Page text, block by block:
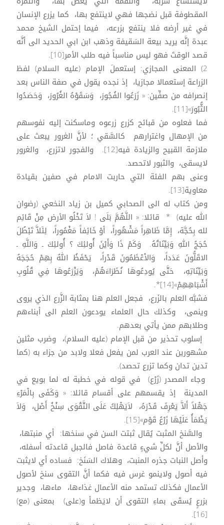
المقطوفة قبل نضجها فهي لاينتفع بها، كما يزرع الإنسان
في غير أرضه فلا ينتفع بزرعه، فيما إحتمل الشيخ محمد
عبدة إنَّه يريد بيعة السَقيفة وذهب ابن ابي الحديد الى أنَّه
قصد الوقتَ فهو ليس مناسباً فيه طلب الأمر[10].
2) المعنى المجازي: إستعملَ الإمام (عليه السلام) لفظ
الزراعة إستعمالا مجازيا، إذ نجده يقول في صفة الناس بعد
إنصرافه من صفِّين: « زَرَعُوا الفُجُورَ، وَسَقَوْهُ الغُرُورَ، وَحَصَدُوا
الثُّبُورَ»[11].
فما فعلوه من قبائح كزرع زرعوه وماسكنت إليه نفوسهم
من الإمهال واغترارهم كالسَّقي ؛ لأنَّ الغرور يبعث على
ملازمة القبيح والزيادة فيه[12]. والفجور لاتزرع، والغرور
لايسقى، والثبور لاتحصد.
وعنى بهم الفئة التي حاربت الامام في صفين بقيادة
معاوية[13].
ومن كتاب له الى الصحابي كميل بن زياد النخعي (رضوان
الله عليه) * قائلا: « اللَّهُمَّ بَلَى ! لاَ تَخْلُو الأرض مِنْ قَائِم
لله بِحُجَّة، إِمَّا ظَاهِراً مَشْهُوراً، أوْ خَائِفاً مَغْمُوراً، لِئَلاَّ تَبْطُلَ
حُجَجُ اللهِ وَبَيِّنَاتُهُ. وَكَمْ ذَا وَأَيْنَ أُولئِكَ ؟ أُولئِكَ ـ وَاللَّهِ ـ
الاقَلُّونَ عَدَداً، وَالاْعْظَمُونَ قَدْراً، يَحْفَظُ اللهُ بِهِمْ حُجَجَهُ
وَبَيِّنَاتِهِ، حَتَّى يُودِعُوهَا نُظَرَاءَهُمْ، وَيَزْرَعُوهَا فِي قُلُوبِ
أَشْبَاهِهِمْ»[14]*.
فشبَّه العلم بالزَرع، فجعل العلم هنا بمثابة الزَّرع الذي يروى
وينمى، وكذلك حال العلماء يودعون العلم الى أبناءهم
وطلابهم ممن يأتي بعدهم.
إسلوب تحذير من قبل الإمام (عليه السلام)، وضرب مثلين
مشهورين عند العرب لمن يفعل فعلا ولابد من جزاء به (كما
تدين تدان وكما تزرع تحصد).
وجاء المصدر (زَرْع) في قوله في خطبة له لما بويع في
المدينة إذ يقسمهم على أقسام قائلا: « وَكَفَى بِالْمَرْءِ
جَهْلاً أَلاَّ يَعْرِفَ قَدْرَهُ، لاَيَهْلِكُ عَلَى التَّقْوَى سِنْخُ أَصْل، وَلاَ
يَظْمَأُ عَلَيْهَا زَرْعُ قَوْم»[15].
والسَّنخ المثبت يُقال ثبتت السن في سنخها: أي منبتها،
والأصل أنَّ لكلِّ شيءٍ قاعدة فاصل فالجبل قاعدته أسفله،
وأصل النبات جذره المنبت، وهلاك السَنَخ: فساده أي لايثبت
فيه أصول ولاينمو غرس فيه فكما أنَّ التقوى سنخ لأصول
الأعمال فكذلك تستمد منه الأعمال غذاءها، ماءها، وجدير
بزرعٍ يُسقَى بماءِ التقوى أن لايَظمأ و(على) بمعنى (مع)
[16].